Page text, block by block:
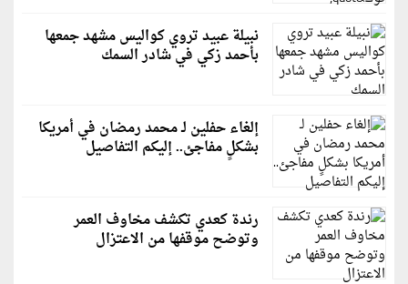
نبيلة عبيد تروي كواليس مشهد جمعها
بأحمد زكي في شادر السمك
إلغاء حفلين لـ محمد رمضان في أمريكا
بشكلٍ مفاجئ.. إليكم التفاصيل
رندة كعدي تكشف مخاوف العمر
وتوضح موقفها من الاعتزال